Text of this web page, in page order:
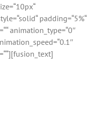
padding=“5%“
animation_type=“0″